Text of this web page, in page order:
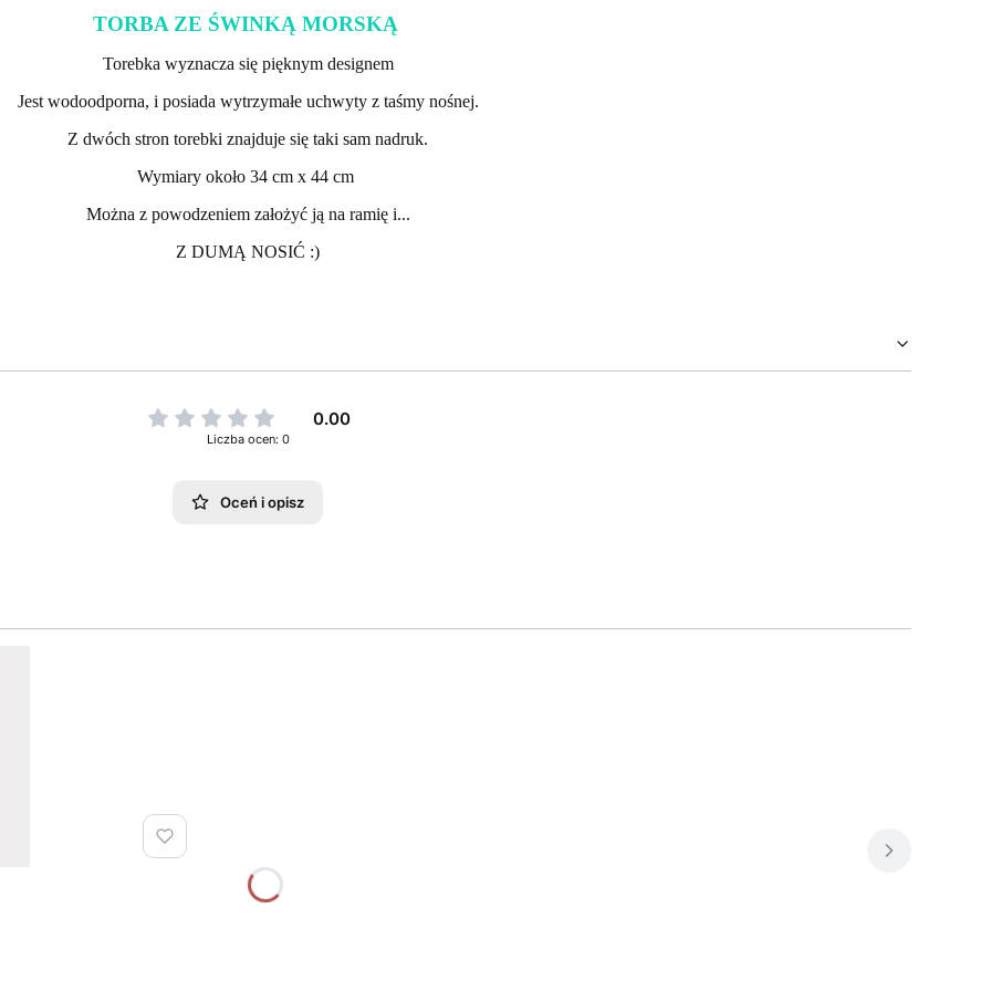
TORBA ZE ŚWINKĄ MORSKĄ
Torebka wyznacza się pięknym designem
Jest wodoodporna, i posiada wytrzymałe uchwyty z taśmy nośnej.
Z dwóch stron torebki znajduje się taki sam nadruk.
Wymiary około 34 cm x 44 cm
Można z powodzeniem założyć ją na ramię i...
Z DUMĄ NOSIĆ :)
0.00
Liczba ocen: 0
Oceń i opisz